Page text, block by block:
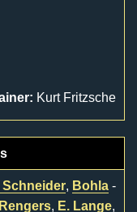
Kurt Fritzsche
Schneider, Bohla -
Rengers, E. Lange,